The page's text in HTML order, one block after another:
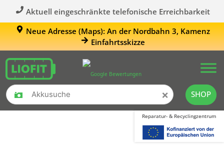
Aktuell eingeschränkte telefonische Erreichbarkeit
Neue Adresse (Maps): An der Nordbahn 3, Kamenz
Einfahrtsskizze
× SHOP
Reparatur- & Recyclingzentrum